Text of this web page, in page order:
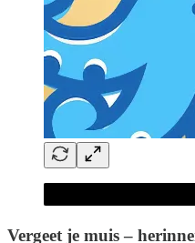
Vergeet je muis –